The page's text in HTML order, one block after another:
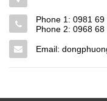
Phone 1: 0981 69
Phone 2: 0968 68
Email: